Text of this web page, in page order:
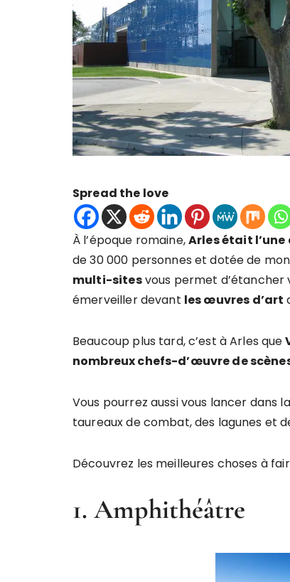
Spread the love
À l’époque romaine,Arles était l’une
de 30 000 personnes et dotée de
multi-sitesvous permet d’étancher
émerveiller devant les œuvres d’art
Beaucoup plus tard, c’est à Arles que
nombreux chefs-d’œuvre de
Vous pourrez aussi vous lancer dans
taureaux de combat, des lagunes et
Découvrez les meilleures choses à
1. Amphithéâtre